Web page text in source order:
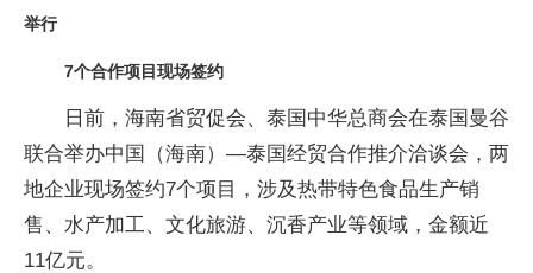
举行
7个合作项目现场签约
日前，海南省贸促会、泰国中华总商会在泰国曼谷
联合举办中国（海南）—泰国经贸合作推介洽谈会，两
地企业现场签约7个项目，涉及热带特色食品生产销
售、水产加工、文化旅游、沉香产业等领域，金额近
11亿元。